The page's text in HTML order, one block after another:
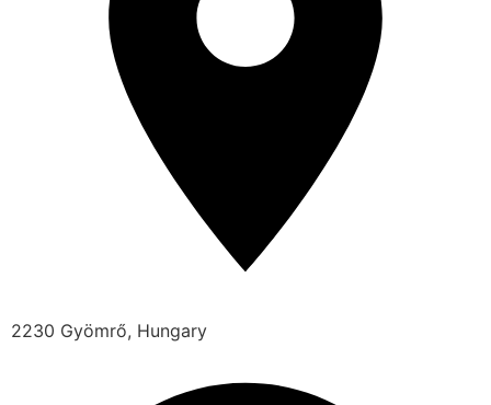
2230 Gyömrő, Hungary